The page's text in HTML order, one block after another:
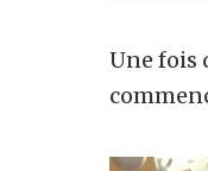
Une fois